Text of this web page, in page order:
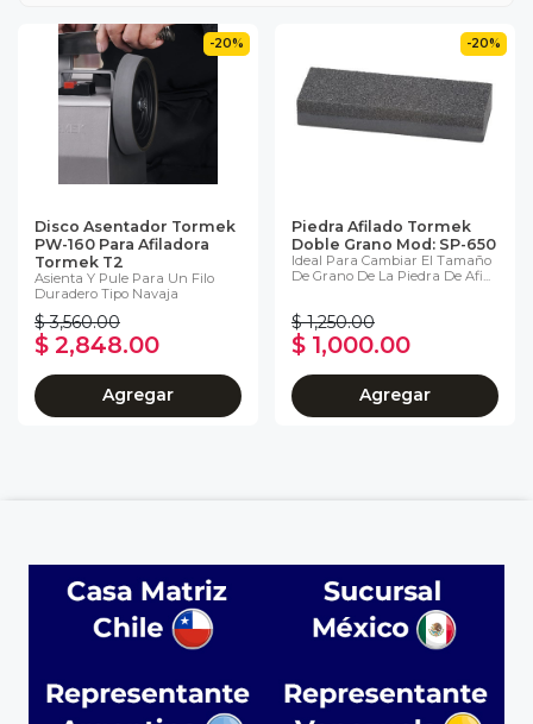
-20%
Disco Asentador Tormek
PW-160 Para Afiladora
Tormek T2
Asienta Y Pule Para Un Filo
Duradero Tipo Navaja
$ 3,560.00
$ 2,848.00
Agregar
-20%
Piedra Afilado Tormek
Doble Grano Mod: SP-650
Ideal Para Cambiar El Tamaño
De Grano De La Piedra De Afi...
$ 1,250.00
$ 1,000.00
Agregar